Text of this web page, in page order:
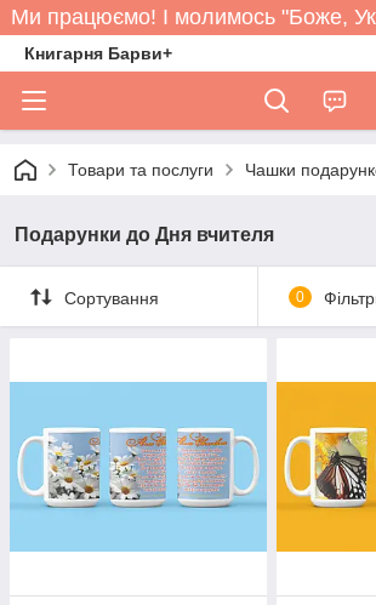
Ми працюємо! І молимось "Боже,
Книгарня Барви+
Товари та послуги Чашки
Подарунки до Дня вчителя
Сортування 0